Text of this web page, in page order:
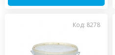
Код: 8278